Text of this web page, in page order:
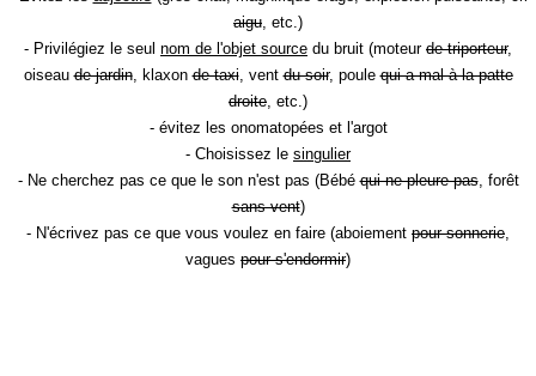
aigu , etc.)
- Privilégiez le seul nom de l'objet source du bruit (moteur de triporteur,
oiseaude jardin, klaxonde taxi, ventdu soir, poulequi a mal à la patte
droite , etc.)
- évitez les onomatopées et l'argot
- Choisissez le singulier
- Ne cherchez pas ce que le son n'est pas (Bébéqui ne pleure pas, forêt
sans vent)
- N'écrivez pas ce que vous voulez en faire (aboiement pour sonnerie
vagues pour s'endormir)